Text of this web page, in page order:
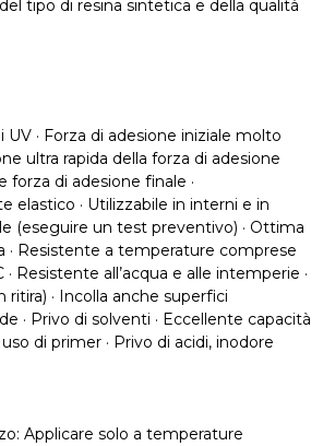
tipo di resina sintetica e della qualità
· Forza di adesione iniziale molto
ultra rapida della forza di adesione
forza di adesione finale ·
elastico · Utilizzabile in interni e in
(eseguire un test preventivo) · Ottima
· Resistente a temperature comprese
· Resistente all’acqua e alle intemperie ·
ritira) · Incolla anche superfici
· Privo di solventi · Eccellente capacità
di primer · Privo di acidi, inodore
Applicare solo a temperature